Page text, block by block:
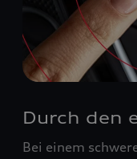
Durch den
Bei einem